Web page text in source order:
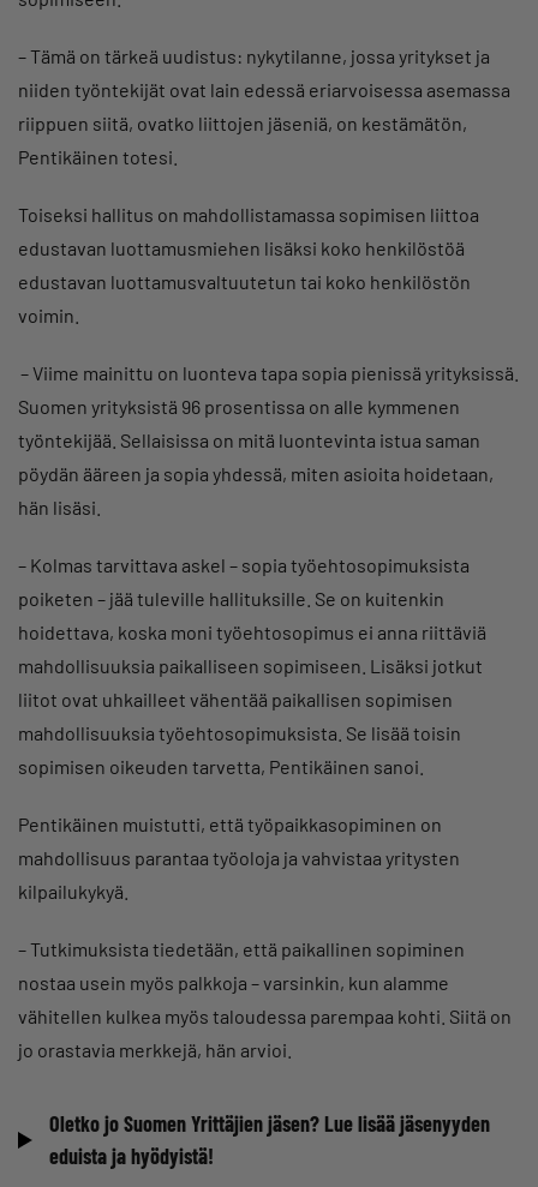
– Tämä on tärkeä uudistus: nykytilanne, jossa yritykset ja
niiden työntekijät ovat lain edessä eriarvoisessa asemassa
riippuen siitä, ovatko liittojen jäseniä, on kestämätön,
Pentikäinen totesi.
Toiseksi hallitus on mahdollistamassa sopimisen liittoa
edustavan luottamusmiehen lisäksi koko henkilöstöä
edustavan luottamusvaltuutetun tai koko henkilöstön
voimin.
– Viime mainittu on luonteva tapa sopia pienissä yrityksissä.
Suomen yrityksistä 96 prosentissa on alle kymmenen
työntekijää. Sellaisissa on mitä luontevinta istua saman
pöydän ääreen ja sopia yhdessä, miten asioita hoidetaan,
hän lisäsi.
– Kolmas tarvittava askel – sopia työehtosopimuksista
poiketen – jää tuleville hallituksille. Se on kuitenkin
hoidettava, koska moni työehtosopimus ei anna riittäviä
mahdollisuuksia paikalliseen sopimiseen. Lisäksi jotkut
liitot ovat uhkailleet vähentää paikallisen sopimisen
mahdollisuuksia työehtosopimuksista. Se lisää toisin
sopimisen oikeuden tarvetta, Pentikäinen sanoi.
Pentikäinen muistutti, että työpaikkasopiminen on
mahdollisuus parantaa työoloja ja vahvistaa yritysten
kilpailukykyä.
– Tutkimuksista tiedetään, että paikallinen sopiminen
nostaa usein myös palkkoja – varsinkin, kun alamme
vähitellen kulkea myös taloudessa parempaa kohti. Siitä on
jo orastavia merkkejä, hän arvioi.
Oletko jo Suomen Yrittäjien jäsen? Lue lisää jäsenyyden
eduista ja hyödyistä!